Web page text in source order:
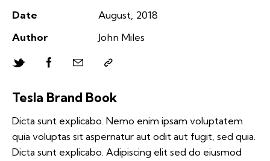
Date
August, 2018
Author
John Miles
Tesla Brand Book
Dicta sunt explicabo. Nemo enim ipsam voluptatem
quia voluptas sit aspernatur aut odit aut fugit, sed quia.
Dicta sunt explicabo. Adipiscing elit sed do eiusmod